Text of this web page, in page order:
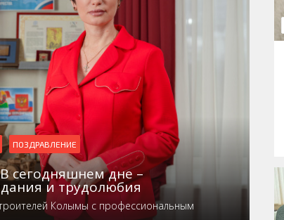
ПОЗДРАВЛЕНИЕ
сегодняшнем дне –
и трудолюбия
Колымы с профессиональным